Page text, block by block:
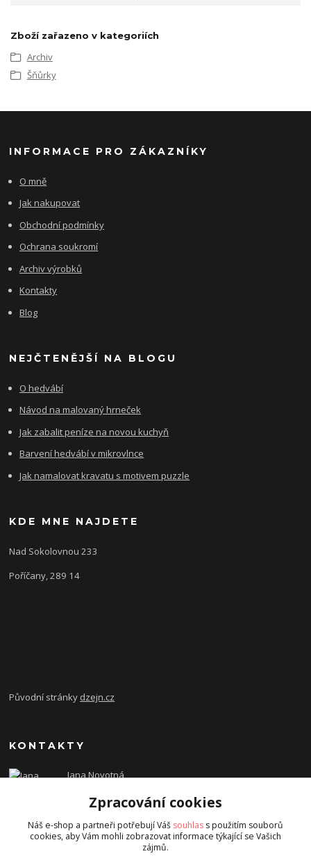
Zboží zařazeno v kategoriích
Archiv
Šňůrky
INFORMACE PRO ZÁKAZNÍKY
O mně
Jak nakupovat
Obchodní podmínky
Ochrana soukromí
Archiv výrobků
Kontakty
Blog
NEJČTENĚJŠÍ NA BLOGU
O hedvábí
Návod na malovaný hrneček
Jak zabalit peníze na novou kuchyň
Barvení hedvábí v mikrovlnce
Jak namalovat kravatu s motivem puzzle
KDE MNE NAJDETE
Nad Sokolovnou 233
Poříčany, 289 14
Původní stránky dzejn.cz
KONTAKTY
Jana Novotná
dzejn.n@email.cz
Zpracování cookies
Náš e-shop a partneři potřebují Váš souhlas s použitím souborů
cookies, aby Vám mohli zobrazovat informace týkající se Vašich
zájmů.